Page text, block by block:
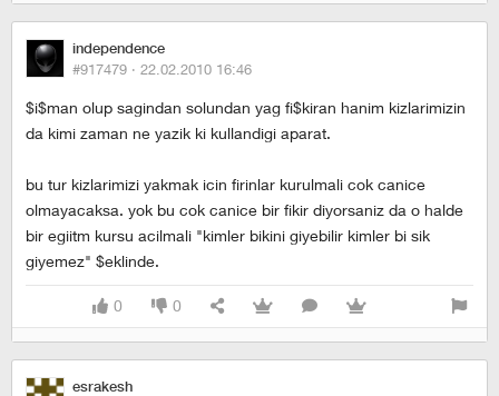
independence
#917479 · 22.02.2010 16:46
$i$man olup sagindan solundan yag fi$kiran hanim kizlarimizin
da kimi zaman ne yazik ki kullandigi aparat.
bu tur kizlarimizi yakmak icin firinlar kurulmali cok canice
olmayacaksa. yok bu cok canice bir fikir diyorsaniz da o halde
bir egiitm kursu acilmali "kimler bikini giyebilir kimler bi sik
giyemez" $eklinde.
0 0
esrakesh